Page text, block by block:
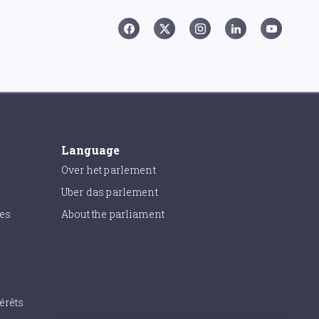
Language
Over het parlement
Uber das parlement
About the parliament